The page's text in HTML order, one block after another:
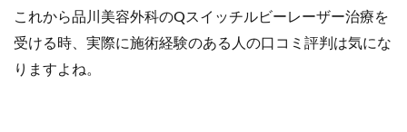
これから品川美容外科のQスイッチルビーレーザー治療を
受ける時、実際に施術経験のある人の口コミ評判は気にな
りますよね。